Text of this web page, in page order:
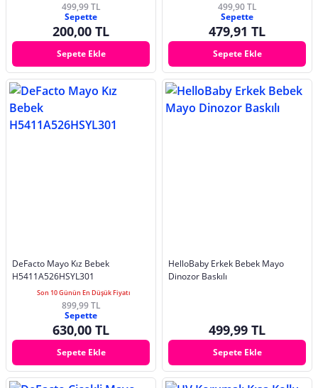
499,99 TL
Sepette
200,00 TL
Sepete Ekle
499,90 TL
Sepette
479,91 TL
Sepete Ekle
DeFacto Mayo Kız Bebek
H5411A526HSYL301
Son 10 Günün En Düşük Fiyatı
899,99 TL
Sepette
630,00 TL
Sepete Ekle
HelloBaby Erkek Bebek Mayo
Dinozor Baskılı
499,99 TL
Sepete Ekle